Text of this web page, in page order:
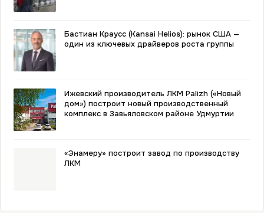
Бастиан Краусс (Kansai Helios): рынок США —
один из ключевых драйверов роста группы
Ижевский производитель ЛКМ Palizh («Новый
дом») построит новый производственный
комплекс в Завьяловском районе Удмуртии
«Энамеру» построит завод по производству
ЛКМ